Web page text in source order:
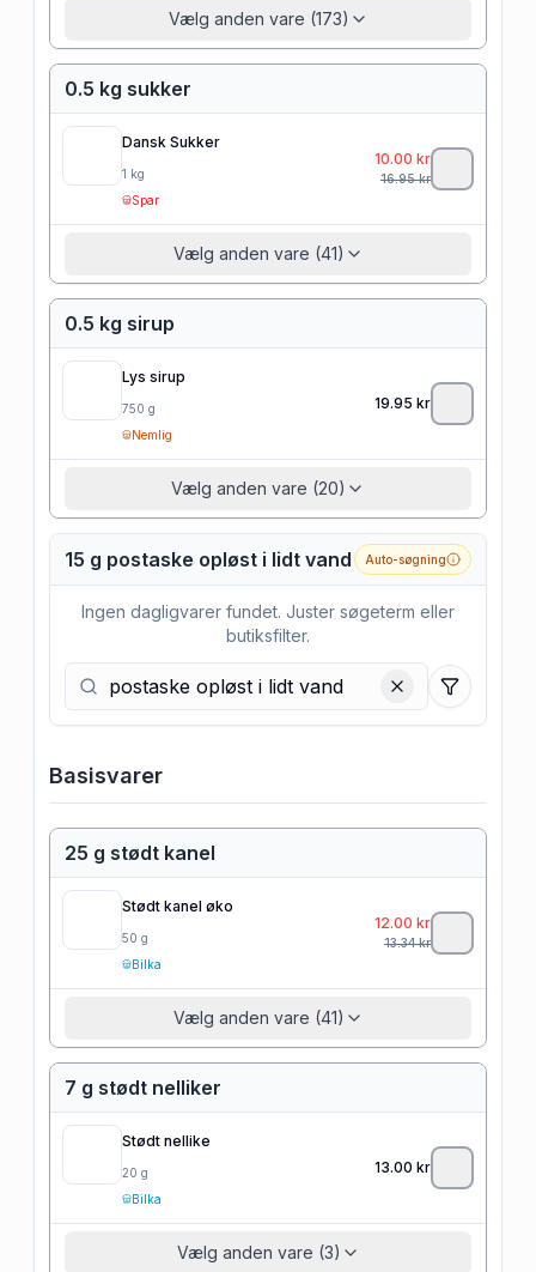
Vælg anden vare (173)
0.5 kg sukker
Dansk Sukker
1 kg
Spar
10.00 kr
16.95kr
Vælg anden vare (41)
0.5 kg sirup
Lys sirup
750 g
Nemlig
19.95 kr
Vælg anden vare (20)
15 g postaske opløst i lidt vand Auto-søgning
Ingen dagligvarer fundet. Juster søgeterm eller
butiksfilter.
Filtre
Basisvarer
25 g stødt kanel
Stødt kanel øko
50 g
Bilka
12.00 kr
13.34kr
Vælg anden vare (41)
7 g stødt nelliker
Stødt nellike
20 g
Bilka
13.00 kr
Vælg anden vare (3)